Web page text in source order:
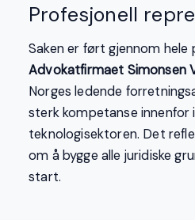
Profesjonell
Saken er ført gjennom hele
Advokatfirmaet Simonsen
Norges ledende
sterk kompetanse
teknologisektoren. Det
om å bygge alle juridiske
start.